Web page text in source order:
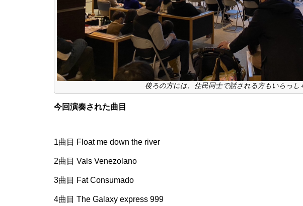
後ろの方には、住民同士で話される方もいらっし
今回演奏された曲目
1曲目 Float me down the river
2曲目 Vals Venezolano
3曲目 Fat Consumado
4曲目 The Galaxy express 999